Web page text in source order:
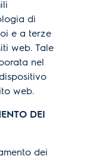
di
e a terze
web. Tale
nel
web.
DEI
dei